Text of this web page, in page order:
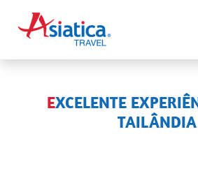
EXCELENTE EXPERIÊNCIA PELA
TAILÂNDIA